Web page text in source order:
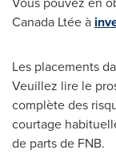
Canada Ltée à
Les placements
Veuillez lire le
complète des
courtage
de parts de FNB.